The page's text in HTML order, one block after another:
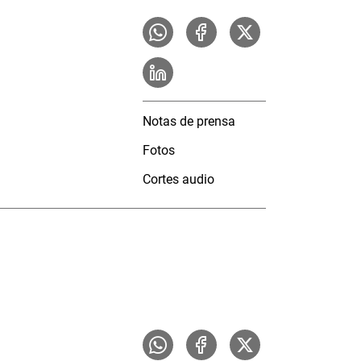
Notas de prensa
Fotos
Cortes audio